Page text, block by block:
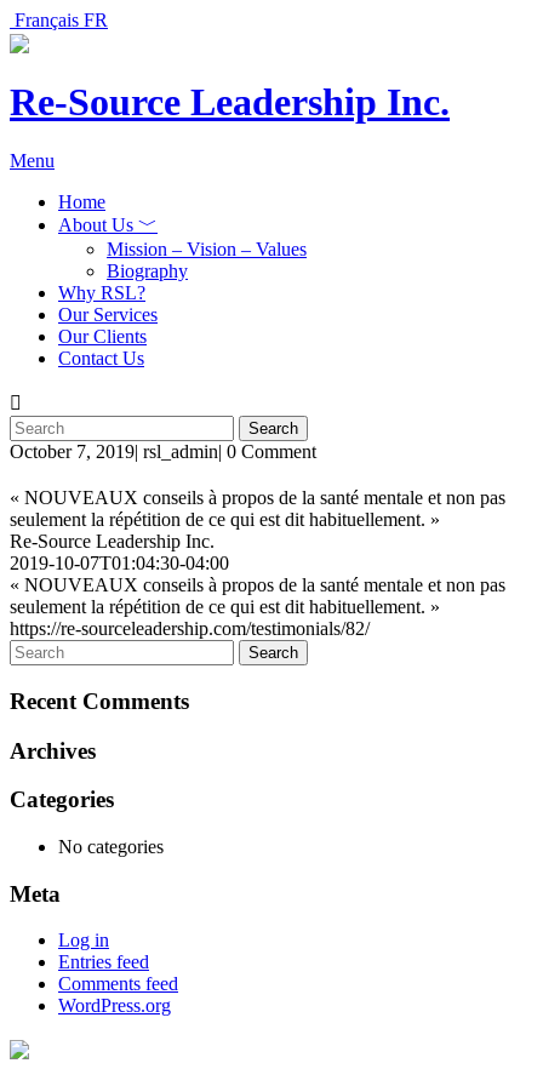
Français FR
Re-Source Leadership Inc.
Menu
Home
About Us ﹀
Mission – Vision – Values
Biography
Why RSL?
Our Services
Our Clients
Contact Us
October 7, 2019| rsl_admin| 0 Comment
« NOUVEAUX conseils à propos de la santé mentale et non pas
seulement la répétition de ce qui est dit habituellement. »
Re-Source Leadership Inc.
2019-10-07T01:04:30-04:00
« NOUVEAUX conseils à propos de la santé mentale et non pas
seulement la répétition de ce qui est dit habituellement. »
https://re-sourceleadership.com/testimonials/82/
Recent Comments
Archives
Categories
No categories
Meta
Log in
Entries feed
Comments feed
WordPress.org